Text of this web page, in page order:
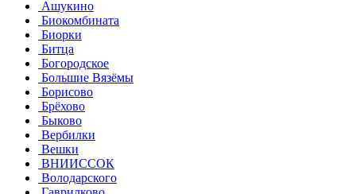
Ашукино
Биокомбината
Биорки
Битца
Богородское
Большие Вязёмы
Борисово
Брёхово
Быково
Вербилки
Вешки
ВНИИССОК
Володарского